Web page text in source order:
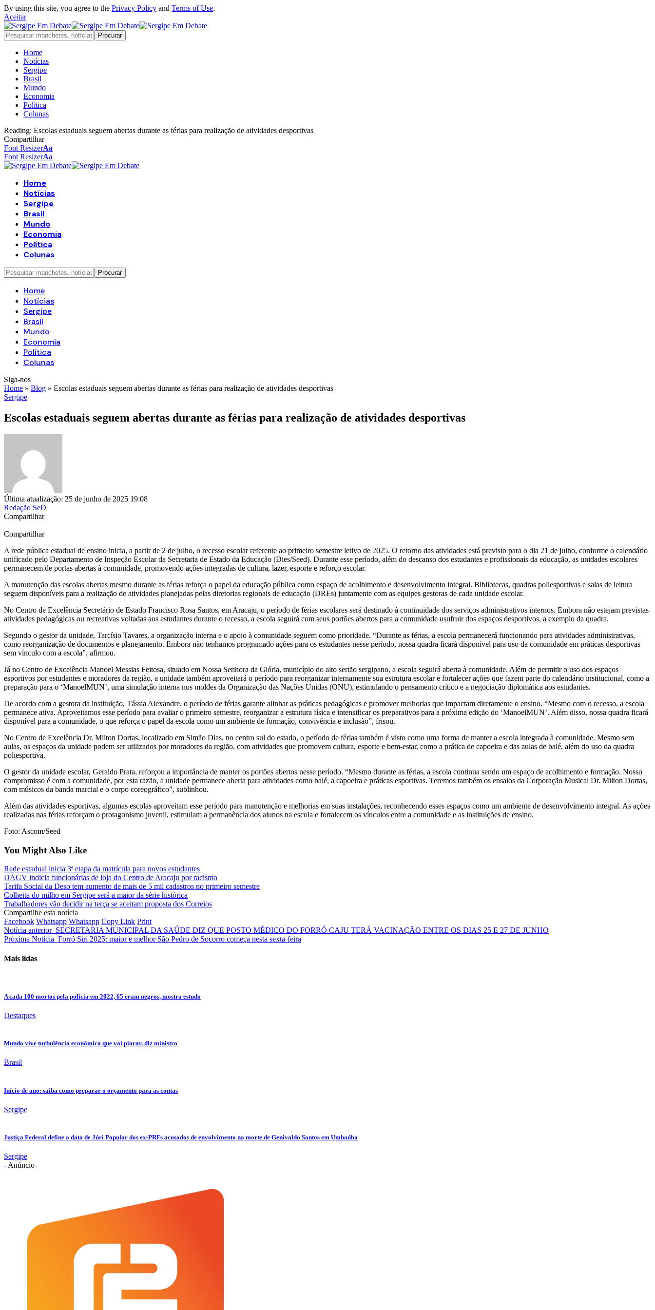
By using this site, you agree to the Privacy Policy and Terms of Use.
Aceitar
Home
Notícias
Sergipe
Brasil
Mundo
Economia
Política
Colunas
Reading: Escolas estaduais seguem abertas durante as férias para realização de atividades desportivas
Compartilhar
Font ResizerAa
Font ResizerAa
Home
Notícias
Sergipe
Brasil
Mundo
Economia
Política
Colunas
Home
Notícias
Sergipe
Brasil
Mundo
Economia
Política
Colunas
Siga-nos
Home » Blog » Escolas estaduais seguem abertas durante as férias para realização de atividades desportivas
Sergipe
Escolas estaduais seguem abertas durante as férias para realização de atividades desportivas
Última atualização: 25 de junho de 2025 19:08
Redação SeD
Compartilhar
Compartilhar
A rede pública estadual de ensino inicia, a partir de 2 de julho, o recesso escolar referente ao primeiro semestre letivo de 2025. O retorno das atividades está previsto para o dia 21 de julho, conforme o calendário
unificado pelo Departamento de Inspeção Escolar da Secretaria de Estado da Educação (Dies/Seed). Durante esse período, além do descanso dos estudantes e profissionais da educação, as unidades escolares
permanecem de portas abertas à comunidade, promovendo ações integradas de cultura, lazer, esporte e reforço escolar.
A manutenção das escolas abertas mesmo durante as férias reforça o papel da educação pública como espaço de acolhimento e desenvolvimento integral. Bibliotecas, quadras poliesportivas e salas de leitura
seguem disponíveis para a realização de atividades planejadas pelas diretorias regionais de educação (DREs) juntamente com as equipes gestoras de cada unidade escolar.
No Centro de Excelência Secretário de Estado Francisco Rosa Santos, em Aracaju, o período de férias escolares será destinado à continuidade dos serviços administrativos internos. Embora não estejam previstas
atividades pedagógicas ou recreativas voltadas aos estudantes durante o recesso, a escola seguirá com seus portões abertos para a comunidade usufruir dos espaços desportivos, a exemplo da quadra.
Segundo o gestor da unidade, Tarcísio Tavares, a organização interna e o apoio à comunidade seguem como prioridade. “Durante as férias, a escola permanecerá funcionando para atividades administrativas,
como reorganização de documentos e planejamento. Embora não tenhamos programado ações para os estudantes nesse período, nossa quadra ficará disponível para uso da comunidade em práticas desportivas
sem vínculo com a escola”, afirmou.
Já no Centro de Excelência Manoel Messias Feitosa, situado em Nossa Senhora da Glória, município do alto sertão sergipano, a escola seguirá aberta à comunidade. Além de permitir o uso dos espaços
esportivos por estudantes e moradores da região, a unidade também aproveitará o período para reorganizar internamente sua estrutura escolar e fortalecer ações que fazem parte do calendário institucional, como a
preparação para o ‘ManoelMUN’, uma simulação interna nos moldes da Organização das Nações Unidas (ONU), estimulando o pensamento crítico e a negociação diplomática aos estudantes.
De acordo com a gestora da instituição, Tássia Alexandre, o período de férias garante alinhar as práticas pedagógicas e promover melhorias que impactam diretamente o ensino. “Mesmo com o recesso, a escola
permanece ativa. Aproveitamos esse período para avaliar o primeiro semestre, reorganizar a estrutura física e intensificar os preparativos para a próxima edição do ‘ManoelMUN’. Além disso, nossa quadra ficará
disponível para a comunidade, o que reforça o papel da escola como um ambiente de formação, convivência e inclusão”, frisou.
No Centro de Excelência Dr. Milton Dortas, localizado em Simão Dias, no centro sul do estado, o período de férias também é visto como uma forma de manter a escola integrada à comunidade. Mesmo sem
aulas, os espaços da unidade podem ser utilizados por moradores da região, com atividades que promovem cultura, esporte e bem-estar, como a prática de capoeira e das aulas de balé, além do uso da quadra
poliesportiva.
O gestor da unidade escolar, Geraldo Prata, reforçou a importância de manter os portões abertos nesse período. “Mesmo durante as férias, a escola continua sendo um espaço de acolhimento e formação. Nosso
compromisso é com a comunidade, por esta razão, a unidade permanece aberta para atividades como balé, a capoeira e práticas esportivas. Teremos também os ensaios da Corporação Musical Dr. Milton Dortas,
com músicos da banda marcial e o corpo coreográfico”, sublinhou.
Além das atividades esportivas, algumas escolas aproveitam esse período para manutenção e melhorias em suas instalações, reconhecendo esses espaços como um ambiente de desenvolvimento integral. As ações
realizadas nas férias reforçam o protagonismo juvenil, estimulam a permanência dos alunos na escola e fortalecem os vínculos entre a comunidade e as instituições de ensino.
Foto: Ascom/Seed
You Might Also Like
Rede estadual inicia 3ª etapa da matrícula para novos estudantes
DAGV indicia funcionárias de loja do Centro de Aracaju por racismo
Tarifa Social da Deso tem aumento de mais de 5 mil cadastros no primeiro semestre
Colheita do milho em Sergipe será a maior da série histórica
Trabalhadores vão decidir na terça se aceitam proposta dos Correios
Compartilhe esta notícia
Facebook Whatsapp Whatsapp Copy Link Print
Notícia anterior SECRETARIA MUNICIPAL DA SAÚDE DIZ QUE POSTO MÉDICO DO FORRÓ CAJU TERÁ VACINAÇÃO ENTRE OS DIAS 25 E 27 DE JUNHO
Próxima Notícia Forró Siri 2025: maior e melhor São Pedro de Socorro começa nesta sexta-feira
Mais lidas
A cada 100 mortos pela polícia em 2022, 65 eram negros, mostra estudo
Destaques
Mundo vive turbulência econômica que vai piorar, diz ministro
Brasil
Início de ano: saiba como preparar o orçamento para as contas
Sergipe
Justiça Federal define a data de Júri Popular dos ex-PRFs acusados de envolvimento na morte de Genivaldo Santos em Umbaúba
Sergipe
- Anúncio-